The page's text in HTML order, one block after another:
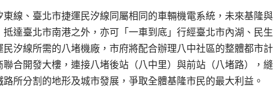
線、臺北市捷運民汐線同屬相同的車輛機電系統，未來基隆與
達臺北市南港之外，亦可「一車到底」行經臺北市內湖、民生
汐線所需的八堵機廠，市府將配合辦理八中社區的整體都市計
合開發大樓，連接八堵後站（八中里）與前站（八堵路），縫
所分割的地形及城市發展，爭取全體基隆市民的最大利益。